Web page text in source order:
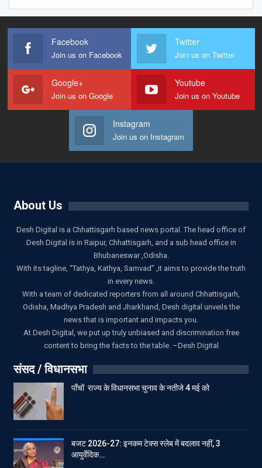
Facebook
Join us on Facebook
Twitter
Join us on Twitter
Google+
Join us on Google
Youtube
Join us on Youtube
Instagram
Join us on Instagram
About Us
Desh Digital is a Chhattisgarh based news portal. The head office of
Desh Digital is in Raipur, Chhattisgarh, and a sub head office in
Bhubaneswar ,Odisha.
With its tagline, “Tathya, Kathya, Samvad” ,it aims to provide the truth
in every news.
With a team of dedicated reporters from all around Chhattisgarh,
Odisha, Madhya Pradesh and Jharkhand, Desh digital unveils the
news that is important and impacts you.
At Desh Digital, we put up truly unbiased and discrimination free
content to bring the facts to the table. –Desh Digital
संसद / विधानसभा
पाँचों राज्य के विधानसभा चुनाव के नतीजे 4 मई को
बजट 2026-27: इनकम टेक्स स्लेब में बदलाव नहीं, 3
आयुर्वेदिक…